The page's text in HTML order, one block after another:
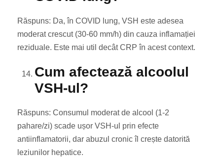
Răspuns: Da, în COVID lung, VSH este adesea
moderat crescut (30-60 mm/h) din cauza inflamației
reziduale. Este mai util decât CRP în acest context.
Cum afectează alcoolul
VSH-ul?
Răspuns: Consumul moderat de alcool (1-2
pahare/zi) scade ușor VSH-ul prin efecte
antiinflamatorii, dar abuzul cronic îl crește datorită
leziunilor hepatice.